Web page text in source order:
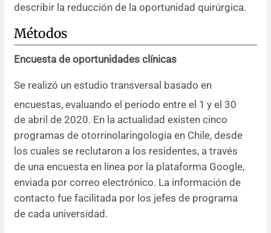
describir la reducción de la oportunidad quirúrgica.
Métodos
Encuesta de oportunidades clínicas
Se realizó un estudio transversal basado en
encuestas, evaluando el periodo entre el 1 y el 30
de abril de 2020. En la actualidad existen cinco
programas de otorrinolaringología en Chile, desde
los cuales se reclutaron a los residentes, a través
de una encuesta en línea por la plataforma Google,
enviada por correo electrónico. La información de
contacto fue facilitada por los jefes de programa
de cada universidad.